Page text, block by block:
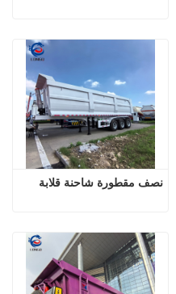
نصف مقطورة شاحنة قلابة